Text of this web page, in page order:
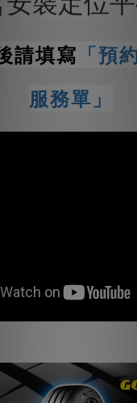
請填寫 「預
服務單」